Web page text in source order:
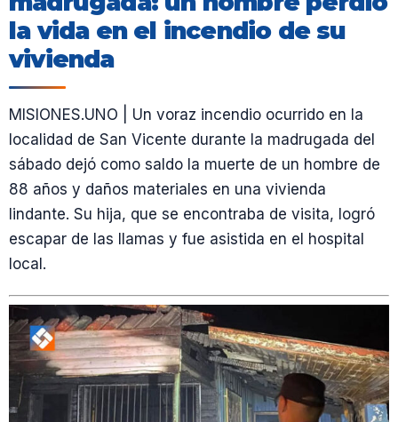
la vida en el incendio de su
vivienda
MISIONES.UNO | Un voraz incendio ocurrido en la
localidad de San Vicente durante la madrugada del
sábado dejó como saldo la muerte de un hombre de
88 años y daños materiales en una vivienda
lindante. Su hija, que se encontraba de visita, logró
escapar de las llamas y fue asistida en el hospital
local.